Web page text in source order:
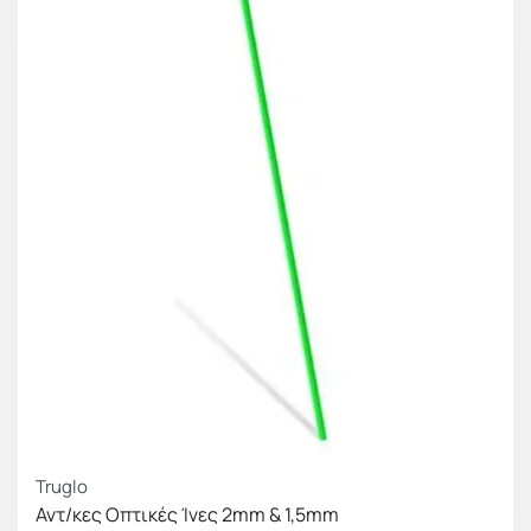
Truglo
Αντ/κες Οπτικές Ίνες 2mm & 1,5mm